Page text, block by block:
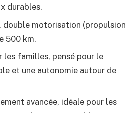
durables.
double motorisation (propulsion
500 km.
les familles, pensé pour le
et une autonomie autour de
avancée, idéale pour les